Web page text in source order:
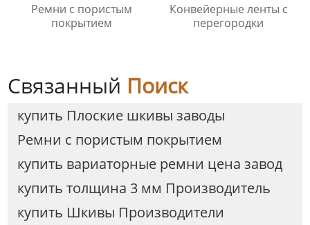
Ремни с пористым
покрытием
Конвейерные ленты с
перегородки
Связанный Поиск
купить Плоские шкивы заводы
Ремни с пористым покрытием
купить вариаторные ремни цена завод
купить толщина 3 мм Производитель
купить Шкивы Производители